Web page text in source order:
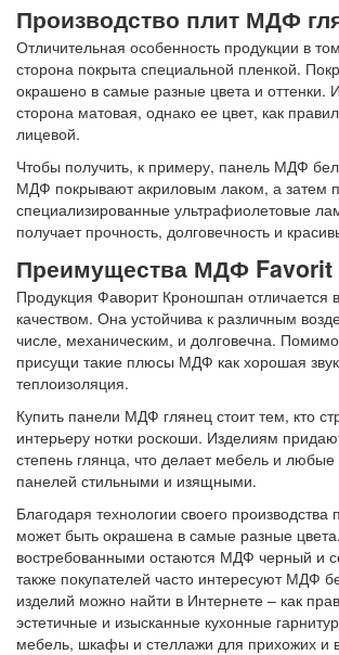
Производство плит МДФ
Отличительная особенность продукции в
сторона покрыта специальной пленкой.
окрашено в самые разные цвета и оттенки.
сторона матовая, однако ее цвет, как
лицевой.
Чтобы получить, к примеру, панель МДФ
МДФ покрывают акриловым лаком, а затем
специализированные ультрафиолетовые
получает прочность, долговечность и
Преимущества МДФ Favorit
Продукция Фаворит Кроношпан отличается
качеством. Она устойчива к различным
числе, механическим, и долговечна.
присущи такие плюсы МДФ как хорошая
теплоизоляция.
Купить панели МДФ глянец стоит тем, кто
интерьеру нотки роскоши. Изделиям
степень глянца, что делает мебель и любые
панелей стильными и изящными.
Благодаря технологии своего производства
может быть окрашена в самые разные
востребованными остаются МДФ черный и
также покупателей часто интересуют МДФ
изделий можно найти в Интернете – как
эстетичные и изысканные кухонные
мебель, шкафы и стеллажи для прихожих и